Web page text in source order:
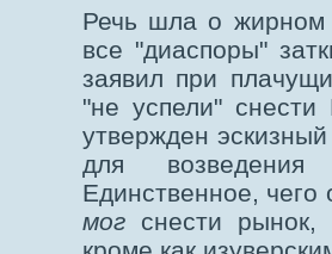
Речь шла о жирном
все "диаспоры"
заявил при
"не успели"
утвержден
для возведения
Единственное,
мог снести рынок,